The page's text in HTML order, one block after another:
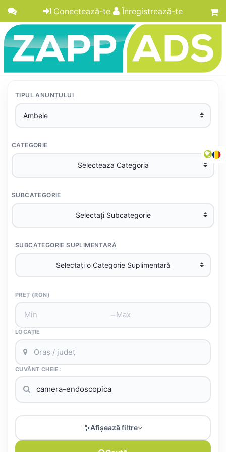
Conectează-te Înregistrează-te
TIPUL ANUNȚULUI
CATEGORIE
SUBCATEGORIE
SUBCATEGORIE SUPLIMENTARĂ
PREȚ (RON)
–
LOCAȚIE
CUVÂNT CHEIE:
Afișează filtre